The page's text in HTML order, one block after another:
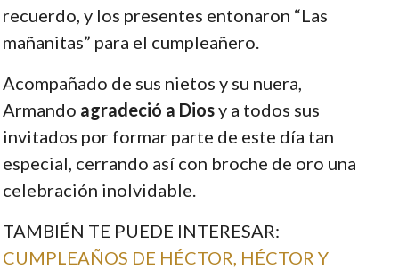
recuerdo, y los presentes entonaron “Las
mañanitas” para el cumpleañero.
Acompañado de sus nietos y su nuera,
Armando agradeció a Diosy a todos sus
invitados por formar parte de este día tan
especial, cerrando así con broche de oro una
celebración inolvidable.
TAMBIÉN TE PUEDE INTERESAR:
CUMPLEAÑOS DE HÉCTOR, HÉCTOR Y